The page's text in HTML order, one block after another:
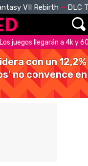
VII Rebirth DLC
Los juegos llegarán a 4k y
con un 12,2%
no convence en